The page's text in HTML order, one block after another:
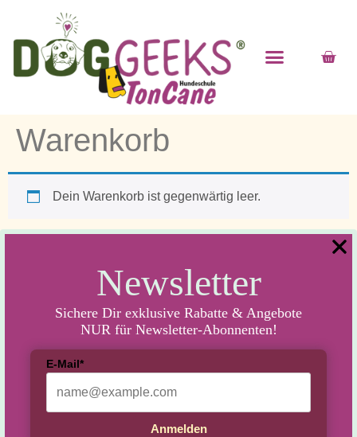
Newsletter
Sichere Dir exklusive Rabatte & Angebote
NUR für Newsletter-Abonnenten!
E-Mail*
Anmelden
Warenkorb
Dein Warenkorb ist gegenwärtig leer.
Hundeschule Seevetal & Rosengarten